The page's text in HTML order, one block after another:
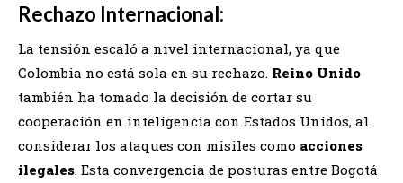
Rechazo Internacional:
La tensión escaló a nivel internacional, ya que
Colombia no está sola en su rechazo. Reino Unido
también ha tomado la decisión de cortar su
cooperación en inteligencia con Estados Unidos, al
considerar los ataques con misiles como acciones
ilegales. Esta convergencia de posturas entre Bogotá